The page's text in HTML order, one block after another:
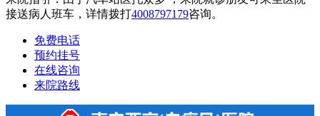
接送病人班车，详情拨打4008797179咨询。
免费电话
预约挂号
在线咨询
来院路线